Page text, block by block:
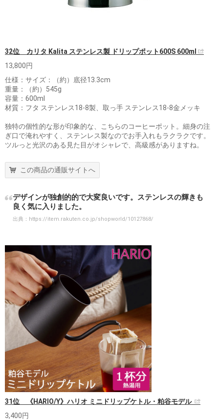
32位 カリタ Kalita ステンレス製 ドリップポット600S 600ml
13,800円
仕様：サイズ：（約）底径13.3cm
重量：（約）545g
容量：600ml
材質：フタ ステンレス18-8製、取っ手 ステンレス18-8金メッキ
独特の個性的な形が印象的な、こちらのコーヒーポット。細身の注
ぎ口で淹れやすく、ステンレス製なのでお手入れもラクラクです。
ツルっと光沢のある見た目がオシャレで、高級感がありますね。
この商品の通販サイトへ
デザインが独創的的で大変良いです。ステンレスの輝きも
良く気に入りました。
出典： https://item.rakuten.co.jp/shopworld/10127868/
31位 《HARIO/Y》ハリオ ミニドリップケトル・粕谷モデル
3,400円